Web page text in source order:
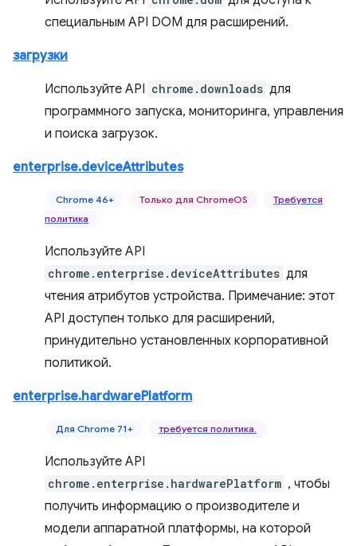
специальным API DOM для расширений.
загрузки
Используйте API chrome.downloads для
программного запуска, мониторинга, управления
и поиска загрузок.
enterprise.deviceAttributes
Chrome 46+ Только для ChromeOS
Требуется
политика
Используйте API
chrome.enterprise.deviceAttributes для
чтения атрибутов устройства. Примечание: этот
API доступен только для расширений,
принудительно установленных корпоративной
политикой.
enterprise.hardwarePlatform
Для Chrome 71+ требуется политика.
Используйте API
chrome.enterprise.hardwarePlatform , чтобы
получить информацию о производителе и
модели аппаратной платформы, на которой